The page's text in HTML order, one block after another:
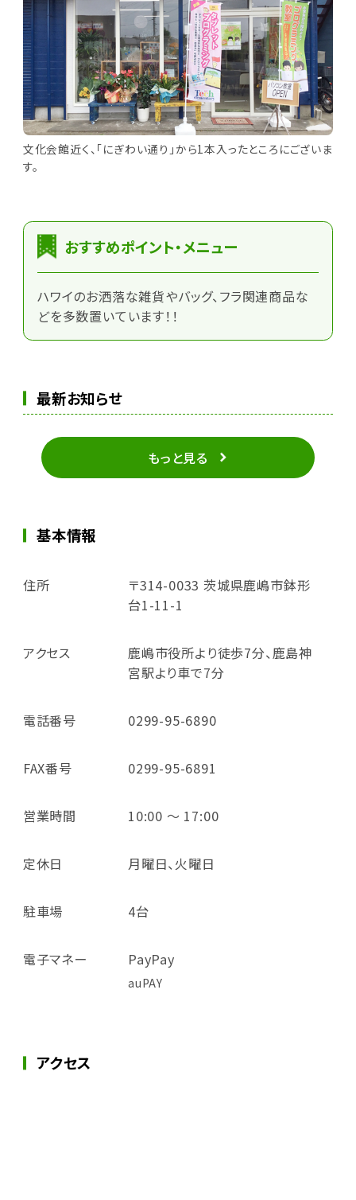
文化会館近く、「にぎわい通り」から1本入ったところにございま
す。
おすすめポイント・メニュー
ハワイのお洒落な雑貨やバッグ、フラ関連商品な
どを多数置いています！！
最新お知らせ
もっと見る
基本情報
住所
〒314-0033 茨城県鹿嶋市鉢形
台1-11-1
アクセス
鹿嶋市役所より徒歩7分、鹿島神
宮駅より車で7分
電話番号 0299-95-6890
FAX番号 0299-95-6891
営業時間 10:00 ～ 17:00
定休日 月曜日、火曜日
駐車場 4台
電子マネー PayPay
auPAY
アクセス